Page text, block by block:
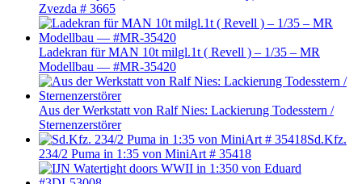
Zvezda # 3665
Ladekran für MAN 10t milgl.1t ( Revell ) – 1/35 – MR
Modellbau — #MR-35420
Aus der Werkstatt von Ralf Nies: Lackierung Todesstern /
Sternenzerstörer
Sd.Kfz.
234/2 Puma in 1:35 von MiniArt # 35418